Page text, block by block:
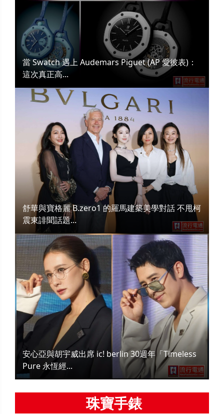
當 Swatch 遇上 Audemars Piguet (AP 愛彼表)：
這次真正高...
舒華與寶格麗 B.zero1 的羅馬建築美學對話 不甩柯
震東誹聞話題...
安心亞與胡宇威出席 ic! berlin 30週年「Timeless
Pure 永恆經...
珠寶手錶